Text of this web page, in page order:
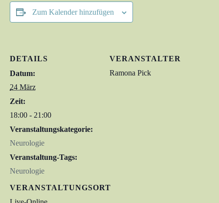
Zum Kalender hinzufügen
DETAILS
Datum:
24 März
Zeit:
18:00 - 21:00
Veranstaltungskategorie:
Neurologie
Veranstaltung-Tags:
Neurologie
VERANSTALTUNGSORT
VERANSTALTER
Ramona Pick